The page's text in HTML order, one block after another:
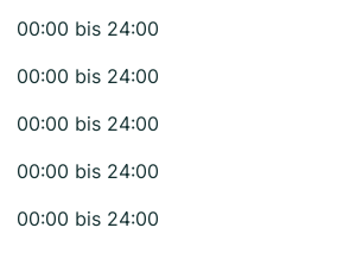
00:00 bis 24:00
00:00 bis 24:00
00:00 bis 24:00
00:00 bis 24:00
00:00 bis 24:00